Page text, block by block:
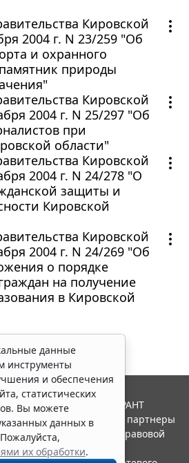
Кировской
2004 г. N 23/259 "Об
и охранного
природы
Кировской
2004 г. N 25/297 "Об
при
области"
Кировской
2004 г. N 24/278 "О
защиты и
Кировской
Кировской
2004 г. N 24/269 "Об
о порядке
на получение
в Кировской
данные
инструменты
и обеспечения
статистических
Вы можете
данных в
их обработки.
2026. Система ГАРАНТ
Компания "Гарант" и ее партнеры
ассоциации правовой